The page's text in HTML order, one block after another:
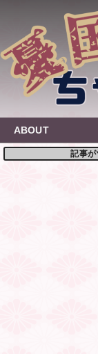
content
ABOUT
記事が